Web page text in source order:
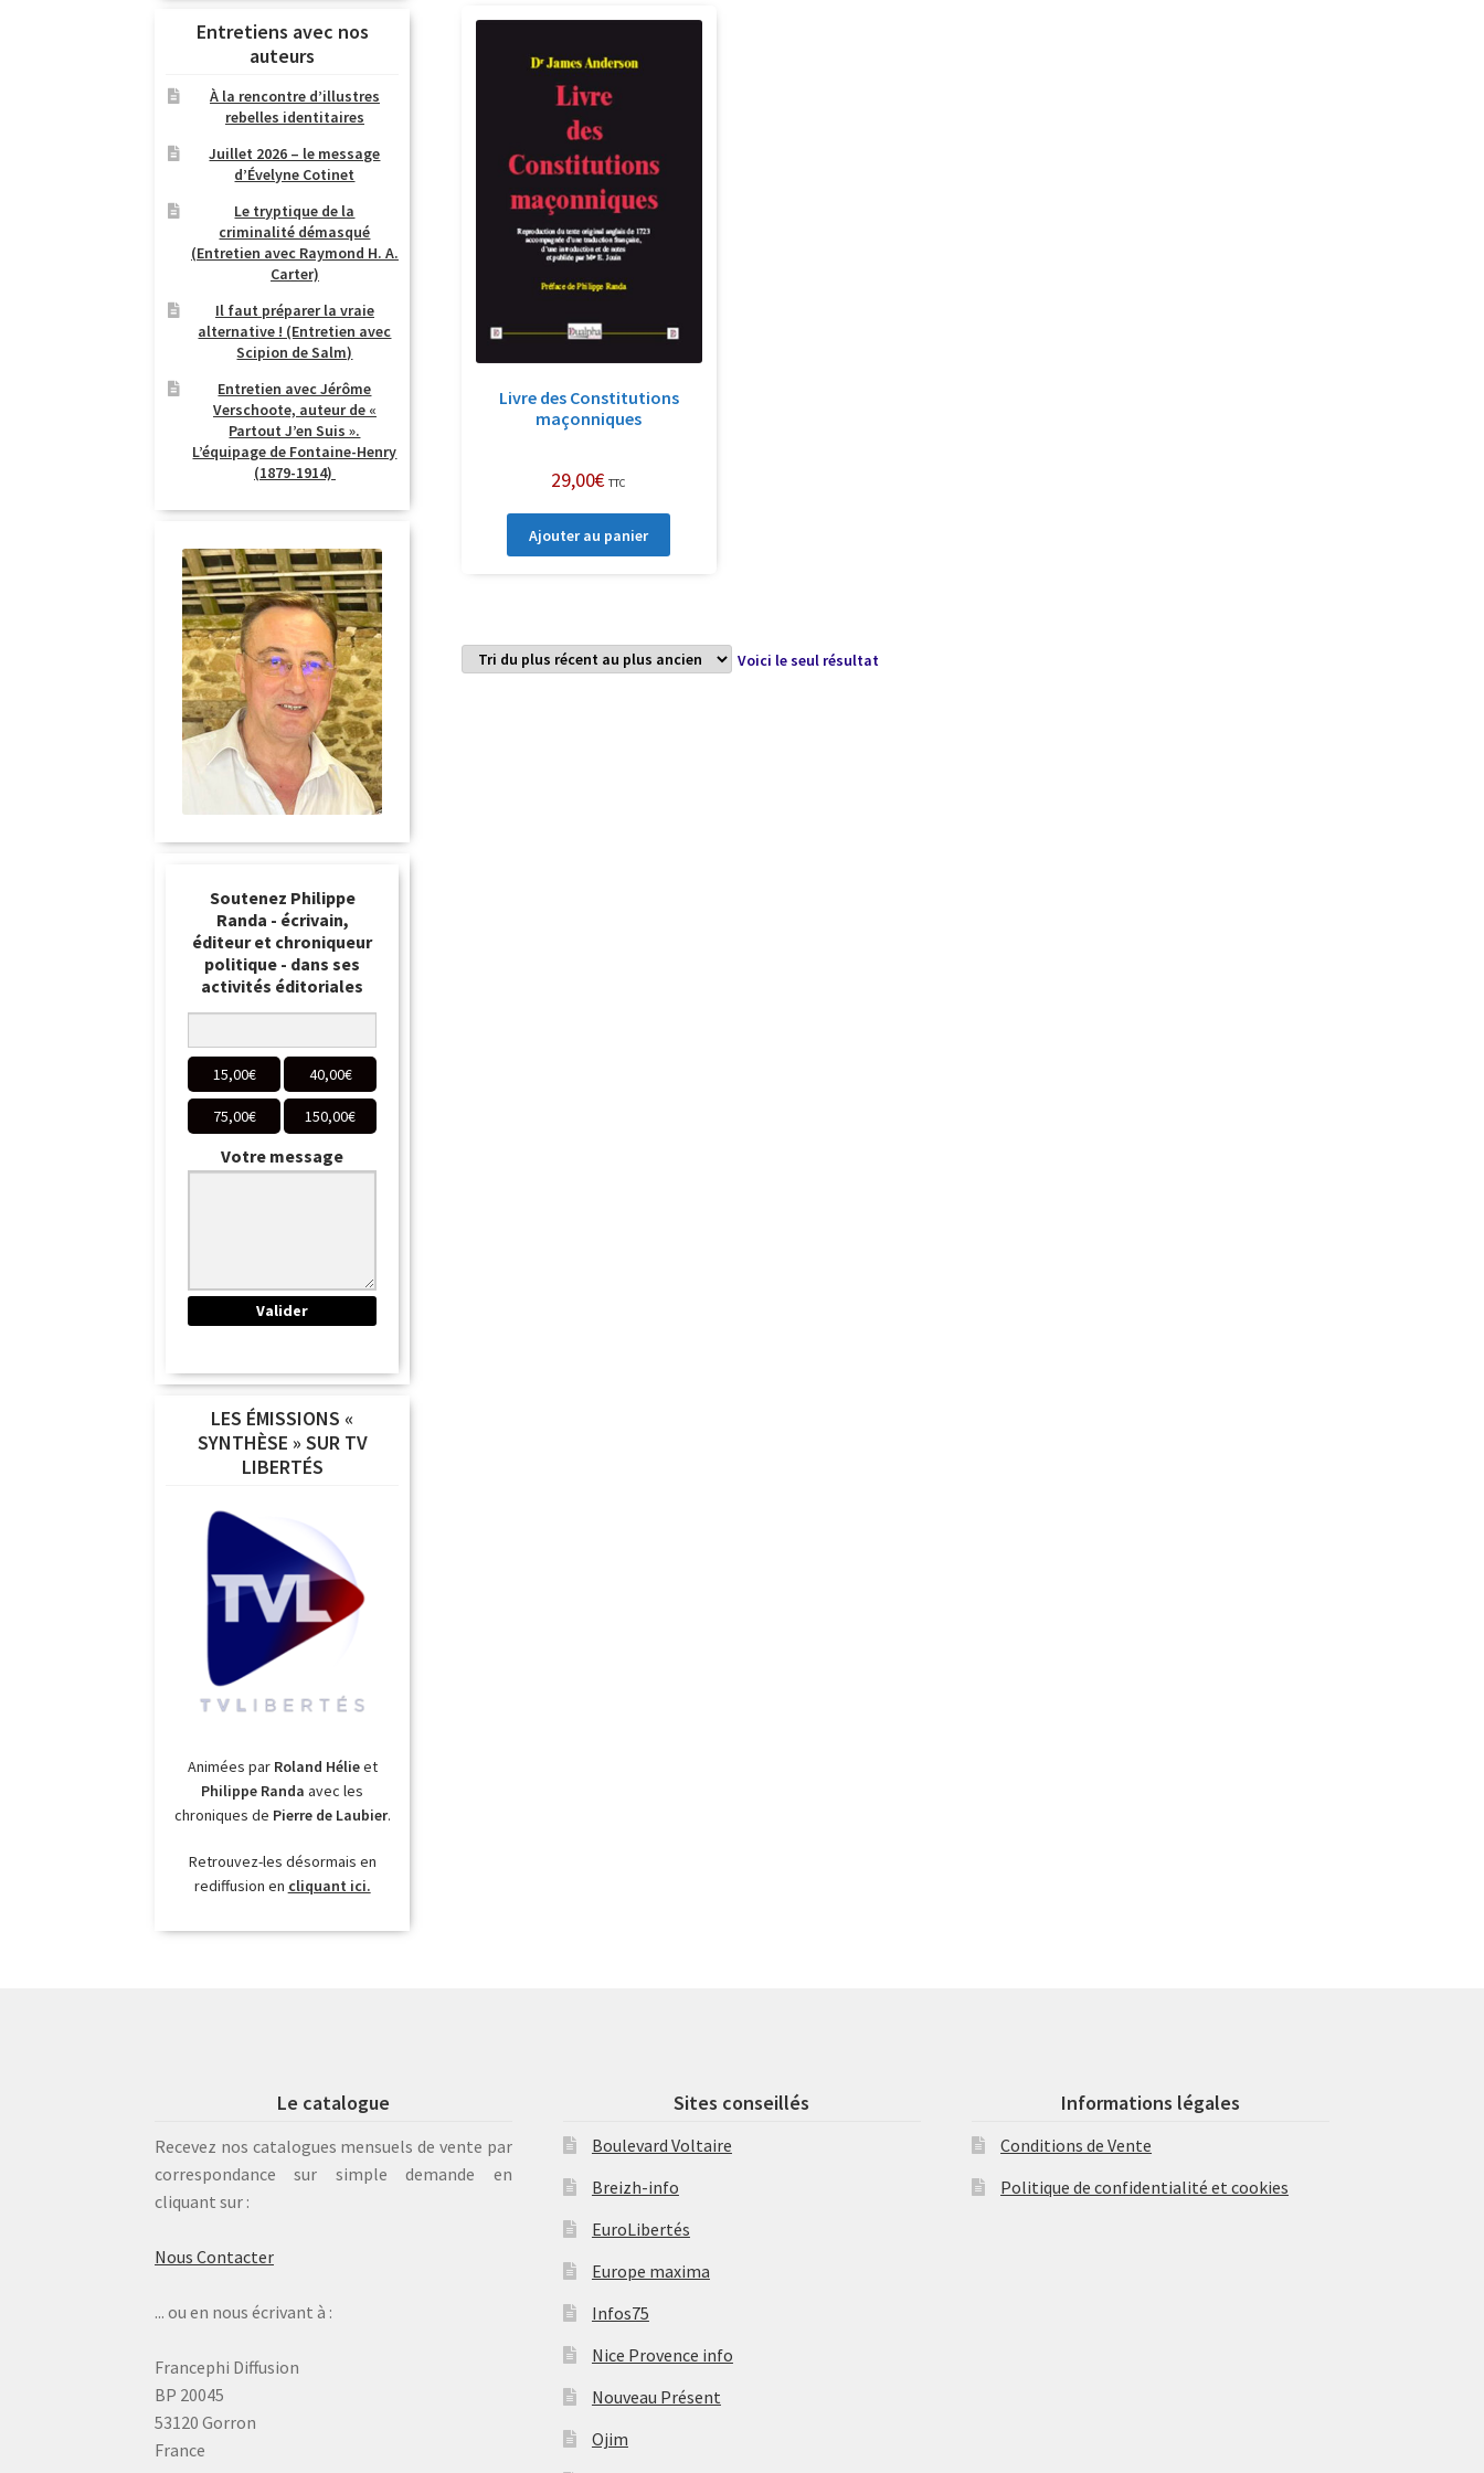
Livre des Constitutions
maçonniques
29,00€ TTC
Ajouter au panier
Voici le seul résultat
Entretiens avec nos
auteurs
À la rencontre d’illustres
rebelles identitaires
Juillet 2026 – le message
d’Évelyne Cotinet
Le tryptique de la
criminalité démasqué
(Entretien avec Raymond H. A.
Carter)
Il faut préparer la vraie
alternative ! (Entretien avec
Scipion de Salm)
Entretien avec Jérôme
Verschoote, auteur de «
Partout J’en Suis ».
L’équipage de Fontaine-Henry
(1879-1914)
Soutenez Philippe
Randa - écrivain,
éditeur et chroniqueur
politique - dans ses
activités éditoriales
15,00€ 40,00€
75,00€ 150,00€
Votre message
LES ÉMISSIONS «
SYNTHÈSE » SUR TV
LIBERTÉS
Animées par Roland Hélieet
Philippe Randa avec les
chroniques de Pierre de Laubier.
Retrouvez-les désormais en
rediffusion en cliquant ici.
Le catalogue
Recevez nos catalogues mensuels de vente par
correspondance sur simple demande en
cliquant sur :
Nous Contacter
... ou en nous écrivant à :
Francephi Diffusion
BP 20045
53120 Gorron
France
Sites conseillés
Boulevard Voltaire
Breizh-info
EuroLibertés
Europe maxima
Infos75
Nice Provence info
Nouveau Présent
Ojim
Informations légales
Conditions de Vente
Politique de confidentialité et cookies